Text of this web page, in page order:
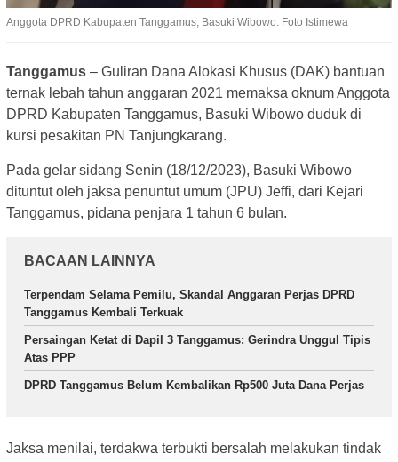
Anggota DPRD Kabupaten Tanggamus, Basuki Wibowo. Foto Istimewa
Tanggamus – Guliran Dana Alokasi Khusus (DAK) bantuan
ternak lebah tahun anggaran 2021 memaksa oknum Anggota
DPRD Kabupaten Tanggamus, Basuki Wibowo duduk di
kursi pesakitan PN Tanjungkarang.
Pada gelar sidang Senin (18/12/2023), Basuki Wibowo
dituntut oleh jaksa penuntut umum (JPU) Jeffi, dari Kejari
Tanggamus, pidana penjara 1 tahun 6 bulan.
BACAAN LAINNYA
Terpendam Selama Pemilu, Skandal Anggaran Perjas DPRD
Tanggamus Kembali Terkuak
Persaingan Ketat di Dapil 3 Tanggamus: Gerindra Unggul Tipis
Atas PPP
DPRD Tanggamus Belum Kembalikan Rp500 Juta Dana Perjas
Jaksa menilai, terdakwa terbukti bersalah melakukan tindak